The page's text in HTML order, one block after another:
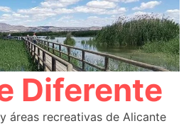
Diferente
áreas recreativas de Alicante